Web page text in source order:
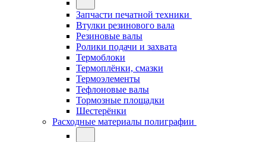
Запчасти печатной техники
Втулки резинового вала
Резиновые валы
Ролики подачи и захвата
Термоблоки
Термоплёнки, смазки
Термоэлементы
Тефлоновые валы
Тормозные площадки
Шестерёнки
Расходные материалы полиграфии